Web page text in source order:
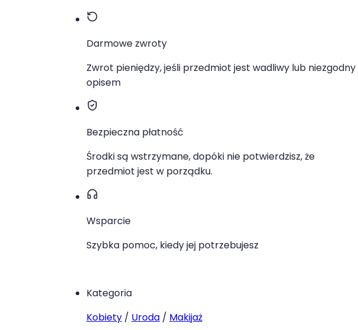
Darmowe zwroty
Zwrot pieniędzy, jeśli przedmiot jest wadliwy lub niezgodny
opisem
Bezpieczna płatność
Środki są wstrzymane, dopóki nie potwierdzisz, że
przedmiot jest w porządku.
Wsparcie
Szybka pomoc, kiedy jej potrzebujesz
Kategoria
Kobiety / Uroda / Makijaż